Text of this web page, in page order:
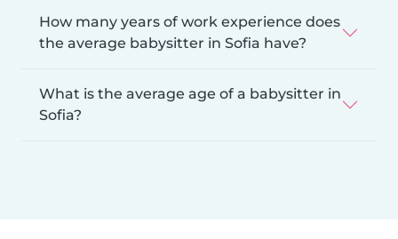
How many years of work experience does
the average babysitter in Sofia have?
What is the average age of a babysitter in
Sofia?